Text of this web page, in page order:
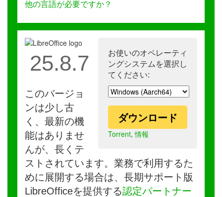
他の言語が必要ですか？
お使いのオペレーティ
ングシステムを選択し
てください:
ダウンロード
Torrent,情報
25.8.7
このバージョ
ンは少し古
く、最新の機
能はありませ
んが、長くテ
ストされています。業務で利用するた
めに展開する場合は、長期サポート版
LibreOfficeを提供する認定パートナー